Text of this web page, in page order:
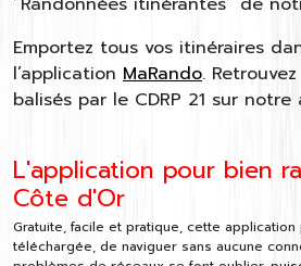
Emportez tous vos itinéraires
l’application MaRando.
balisés par le CDRP 21 sur
L'application pour bien
Côte d'Or
Gratuite, facile et pratique, cette
téléchargée, de naviguer sans aucune